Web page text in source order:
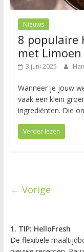
Nieuws
8 populaire
met Limoen
3 juni 2025
Wanneer je jouw
vaak een klein
ingrediënten. Die
Verder lezen
← Vorige
1. TIP: HelloFresh
De flexibele